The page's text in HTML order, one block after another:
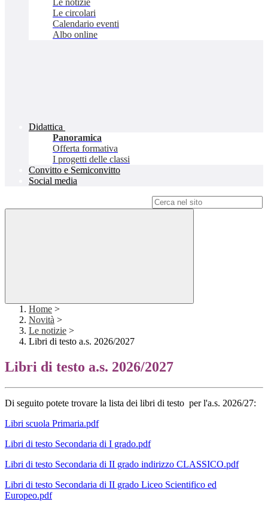
Le notizie
Le circolari
Calendario eventi
Albo online
Didattica
Panoramica
Offerta formativa
I progetti delle classi
Convitto e Semiconvitto
Social media
Home >
Novità >
Le notizie >
Libri di testo a.s. 2026/2027
Libri di testo a.s. 2026/2027
Di seguito potete trovare la lista dei libri di testo per l'a.s. 2026/27:
Libri scuola Primaria.pdf
Libri di testo Secondaria di I grado.pdf
Libri di testo Secondaria di II grado indirizzo CLASSICO.pdf
Libri di testo Secondaria di II grado Liceo Scientifico ed
Europeo.pdf